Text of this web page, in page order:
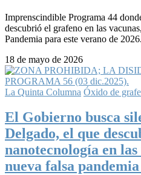
Imprenscindible Programa 44
descubrió el grafeno en las
Pandemia para este verano de
18 de mayo de 2026
La Quinta Columna Óxido de
El Gobierno busca
Delgado, el que
nanotecnología en
nueva falsa